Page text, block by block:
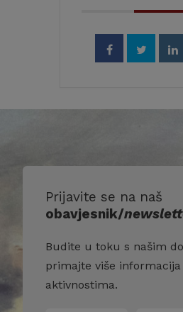
Prijavite se na naš
obavjesnik/
Budite u toku s našim
primajte više
aktivnostima.